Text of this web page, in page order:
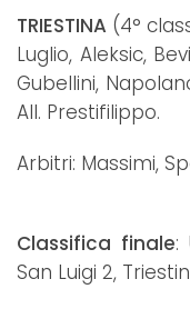
TRIESTINA (4°
Luglio, Aleksic,
Gubellini,
All. Prestifilippo.
Arbitri: Massimi,
Classifica finale:
San Luigi 2,